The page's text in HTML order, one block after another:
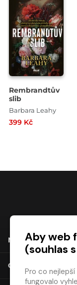
Rembrandtův
slib
Barbara Leahy
399 Kč
NÁKUP
O SPOLEČNOSTI
Aby web
(souhlas
Pro co
fungovalo